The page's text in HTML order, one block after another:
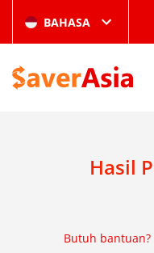
BAHASA
Hasil
Butuh